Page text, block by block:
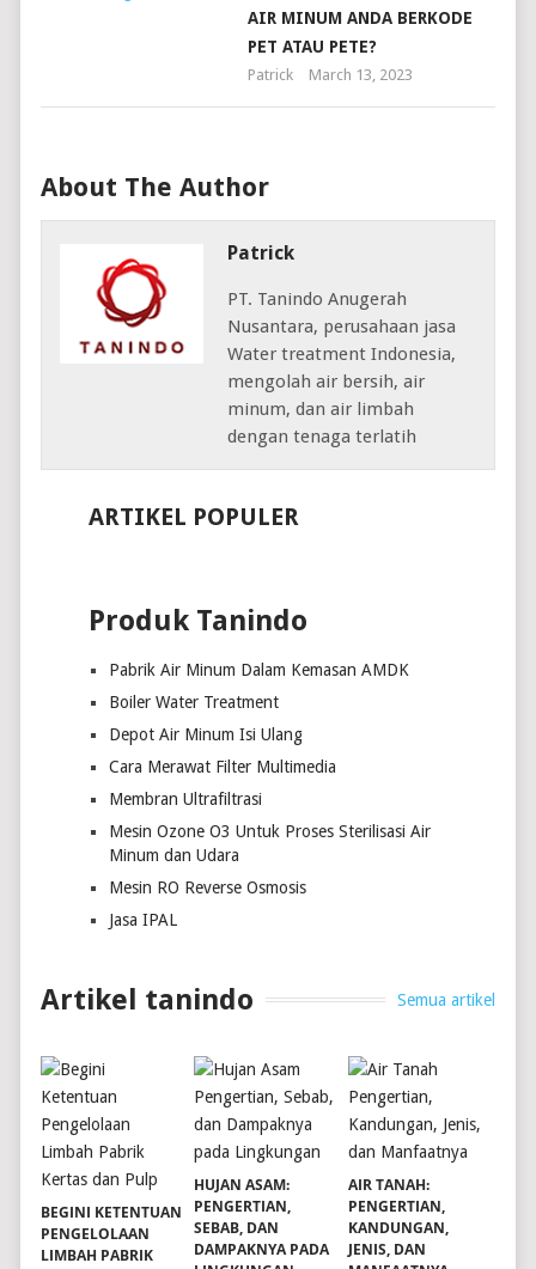
AIR MINUM ANDA BERKODE
PET ATAU PETE?
Patrick March 13, 2023
About The Author
Patrick
PT. Tanindo Anugerah
Nusantara, perusahaan jasa
Water treatment Indonesia,
mengolah air bersih, air
minum, dan air limbah
dengan tenaga terlatih
ARTIKEL POPULER
Produk Tanindo
Pabrik Air Minum Dalam Kemasan AMDK
Boiler Water Treatment
Depot Air Minum Isi Ulang
Cara Merawat Filter Multimedia
Membran Ultrafiltrasi
Mesin Ozone O3 Untuk Proses Sterilisasi Air
Minum dan Udara
Mesin RO Reverse Osmosis
Jasa IPAL
Artikel tanindo Semua artikel
BEGINI KETENTUAN
PENGELOLAAN
LIMBAH PABRIK
HUJAN ASAM:
PENGERTIAN,
SEBAB, DAN
DAMPAKNYA PADA
AIR TANAH:
PENGERTIAN,
KANDUNGAN,
JENIS, DAN